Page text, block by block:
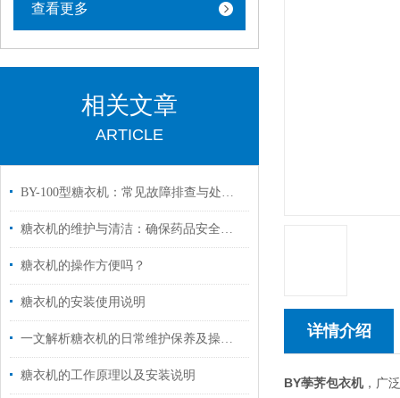
查看更多
相关文章
ARTICLE
BY-100型糖衣机：常见故障排查与处理指南
糖衣机的维护与清洁：确保药品安全与一致性
糖衣机的操作方便吗？
糖衣机的安装使用说明
一文解析糖衣机的日常维护保养及操作注意事项
糖衣机的工作原理以及安装说明
详情介绍
BY荸荠包衣机，广